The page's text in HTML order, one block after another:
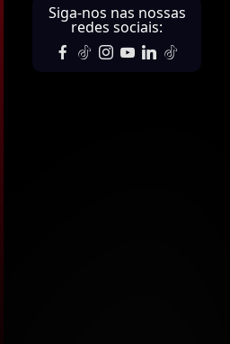
Siga-nos nas nossas
redes sociais: